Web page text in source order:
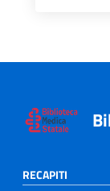
RECAPITI